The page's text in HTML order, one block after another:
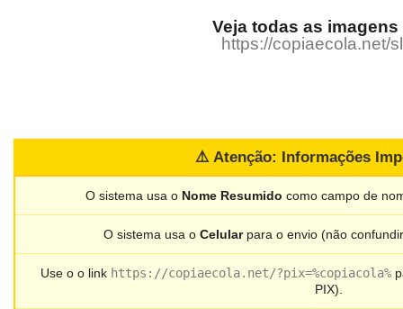
Veja todas as
https://copiaecola.net/
⚠️ Atenção: Informações
O sistema usa o Nome Resumido como campo de
O sistema usa o Celularpara o envio (não
Use o o link https://copiaecola.net/?pix=%copiacola%
PIX).